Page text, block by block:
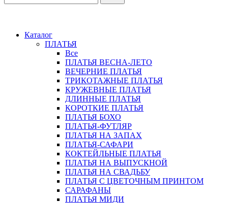
Каталог
ПЛАТЬЯ
Все
ПЛАТЬЯ ВЕСНА-ЛЕТО
ВЕЧЕРНИЕ ПЛАТЬЯ
ТРИКОТАЖНЫЕ ПЛАТЬЯ
КРУЖЕВНЫЕ ПЛАТЬЯ
ДЛИННЫЕ ПЛАТЬЯ
КОРОТКИЕ ПЛАТЬЯ
ПЛАТЬЯ БОХО
ПЛАТЬЯ-ФУТЛЯР
ПЛАТЬЯ НА ЗАПАХ
ПЛАТЬЯ-САФАРИ
КОКТЕЙЛЬНЫЕ ПЛАТЬЯ
ПЛАТЬЯ НА ВЫПУСКНОЙ
ПЛАТЬЯ НА СВАДЬБУ
ПЛАТЬЯ С ЦВЕТОЧНЫМ ПРИНТОМ
САРАФАНЫ
ПЛАТЬЯ МИДИ